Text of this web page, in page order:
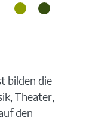
bilden die
Theater,
den